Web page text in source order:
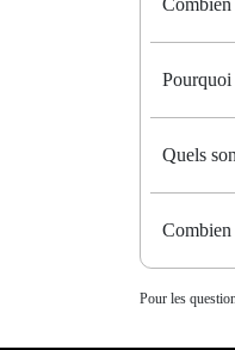
Combien
Pourquoi
Quels
Combien
Pour les